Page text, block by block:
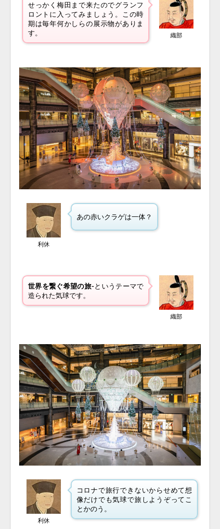
せっかく梅田まで来たのでグランフ
ロントに入ってみましょう。この時
期は毎年何かしらの展示物がありま
す。
織部
利休
あの赤いクラゲは一体？
世界を繋ぐ希望の旅-というテーマで
造られた気球です。
織部
利休
コロナで旅行できないからせめて想
像だけでも気球で旅しようぞってこ
とかのう。